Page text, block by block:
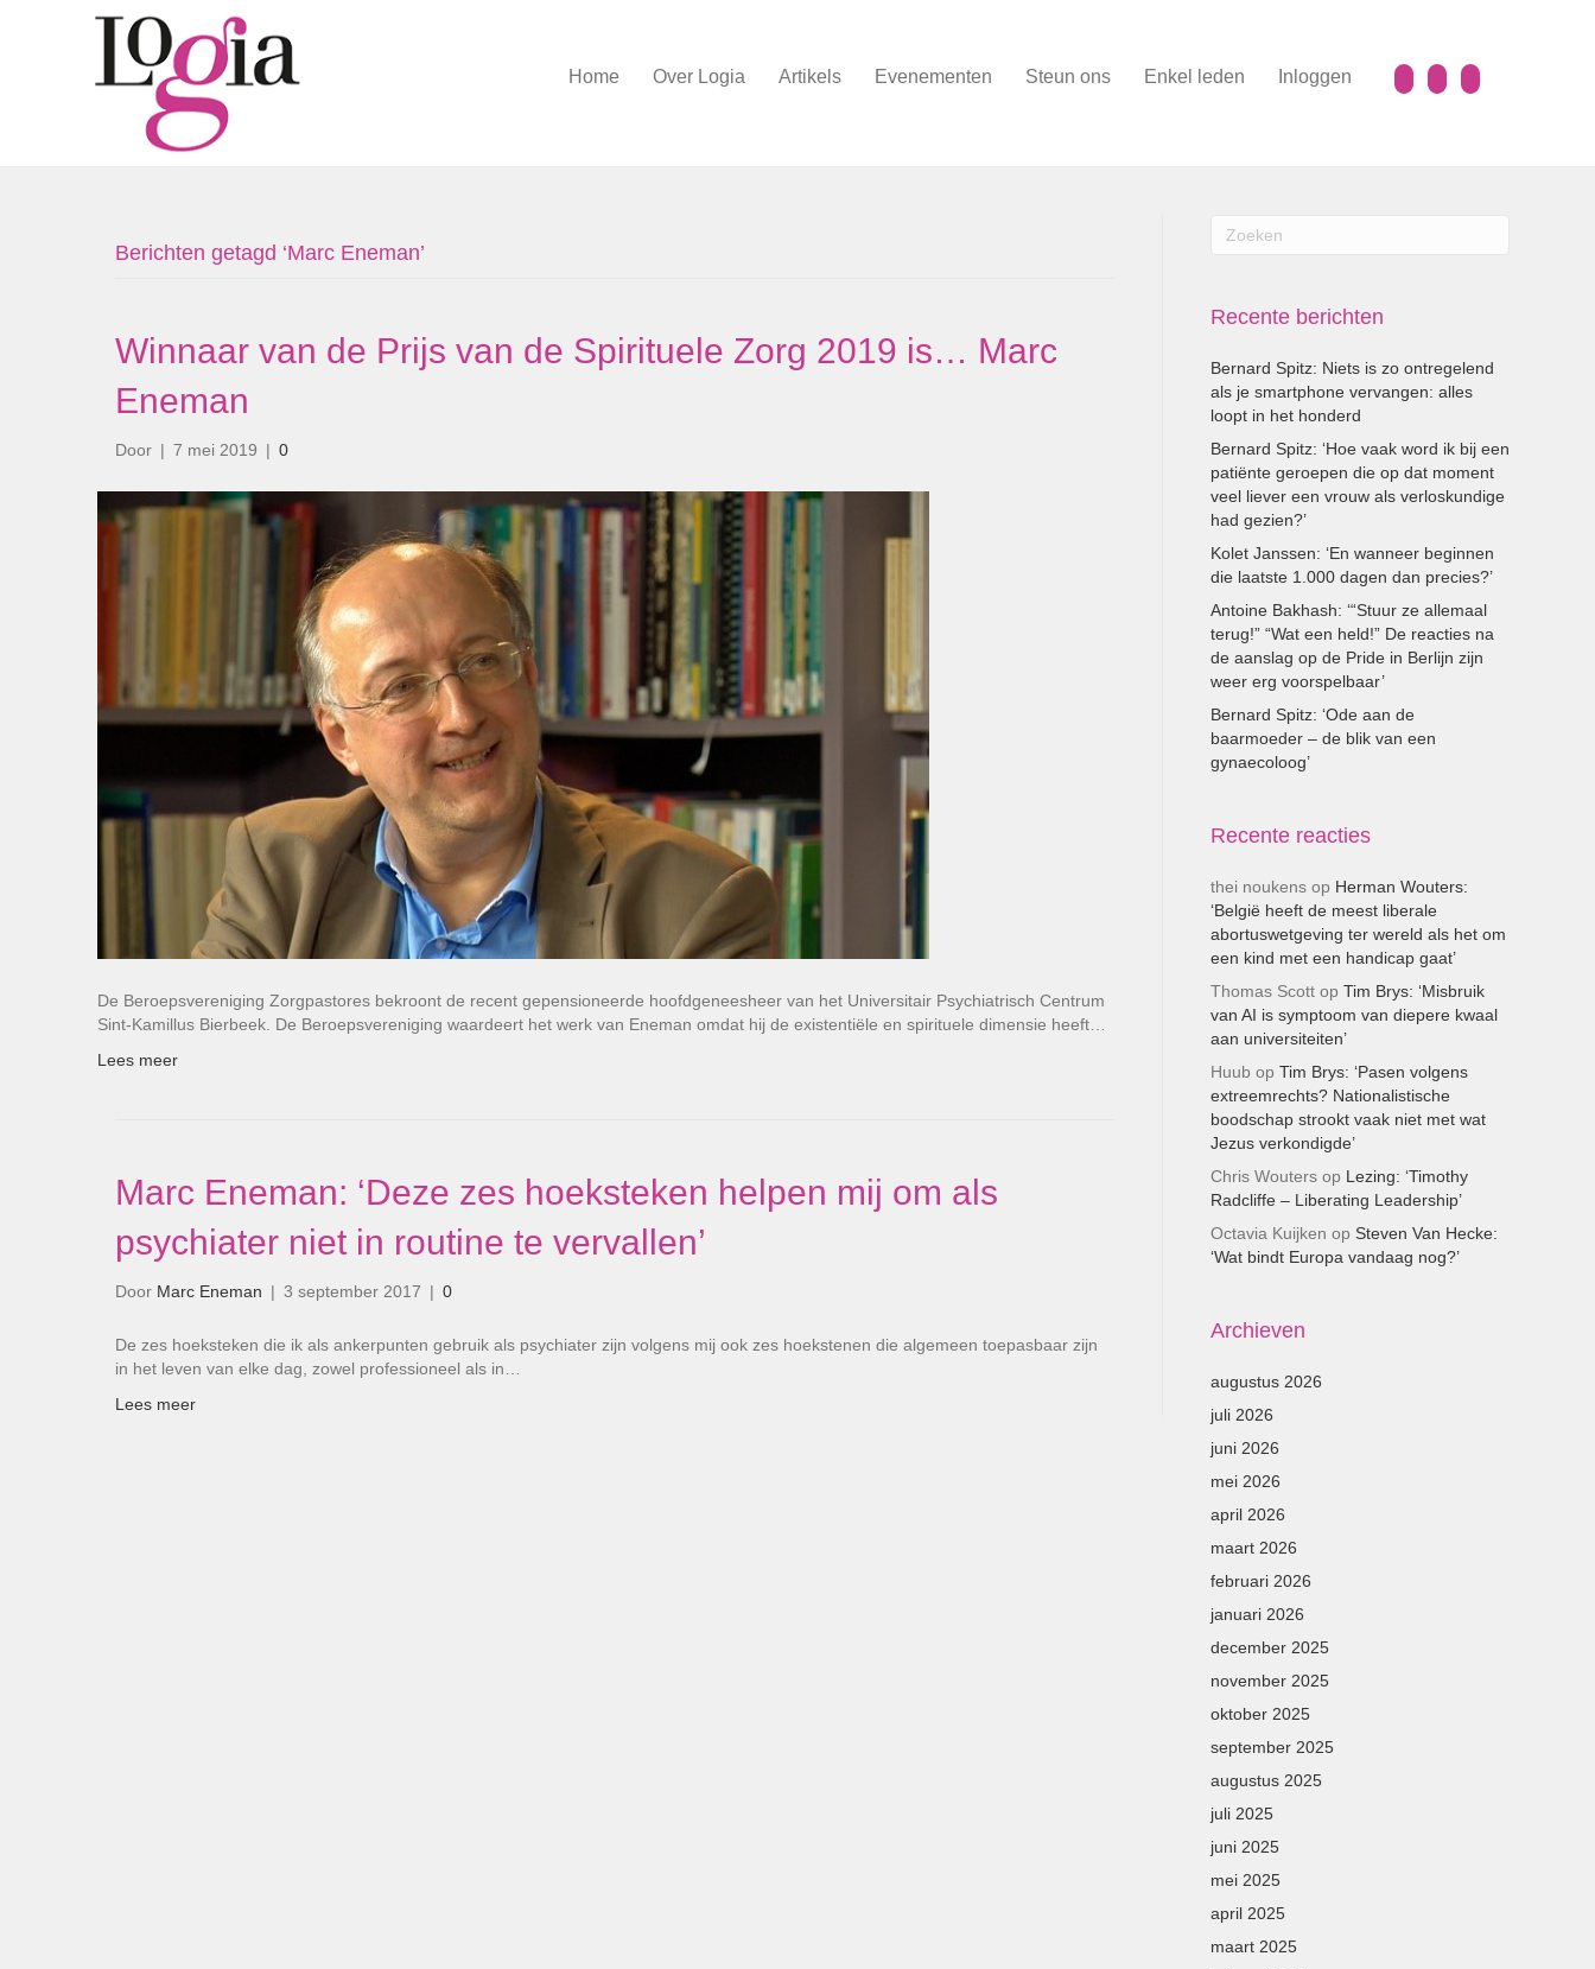
Home Over Logia Artikels Evenementen Steun ons Enkel leden Inloggen
Berichten getagd ‘Marc Eneman’
Winnaar van de Prijs van de Spirituele Zorg 2019 is… Marc
Eneman
Door | 7 mei 2019 | 0
De Beroepsvereniging Zorgpastores bekroont de recent gepensioneerde hoofdgeneesheer van het Universitair Psychiatrisch Centrum
Sint-Kamillus Bierbeek. De Beroepsvereniging waardeert het werk van Eneman omdat hij de existentiële en spirituele dimensie heeft…
Lees meer
Marc Eneman: ‘Deze zes hoeksteken helpen mij om als
psychiater niet in routine te vervallen’
Door Marc Eneman | 3 september 2017 | 0
De zes hoeksteken die ik als ankerpunten gebruik als psychiater zijn volgens mij ook zes hoekstenen die algemeen toepasbaar zijn
in het leven van elke dag, zowel professioneel als in…
Lees meer
Recente berichten
Bernard Spitz: Niets is zo ontregelend
als je smartphone vervangen: alles
loopt in het honderd
Bernard Spitz: ‘Hoe vaak word ik bij een
patiënte geroepen die op dat moment
veel liever een vrouw als verloskundige
had gezien?’
Kolet Janssen: ‘En wanneer beginnen
die laatste 1.000 dagen dan precies?’
Antoine Bakhash: ‘“Stuur ze allemaal
terug!” “Wat een held!” De reacties na
de aanslag op de Pride in Berlijn zijn
weer erg voorspelbaar’
Bernard Spitz: ‘Ode aan de
baarmoeder – de blik van een
gynaecoloog’
Recente reacties
thei noukensop Herman Wouters:
‘België heeft de meest liberale
abortuswetgeving ter wereld als het om
een kind met een handicap gaat’
Thomas Scottop Tim Brys: ‘Misbruik
van AI is symptoom van diepere kwaal
aan universiteiten’
Huub op Tim Brys: ‘Pasen volgens
extreemrechts? Nationalistische
boodschap strookt vaak niet met wat
Jezus verkondigde’
Chris Woutersop Lezing: ‘Timothy
Radcliffe – Liberating Leadership’
Octavia Kuijken op Steven Van Hecke:
‘Wat bindt Europa vandaag nog?’
Archieven
augustus 2026
juli 2026
juni 2026
mei 2026
april 2026
maart 2026
februari 2026
januari 2026
december 2025
november 2025
oktober 2025
september 2025
augustus 2025
juli 2025
juni 2025
mei 2025
april 2025
maart 2025